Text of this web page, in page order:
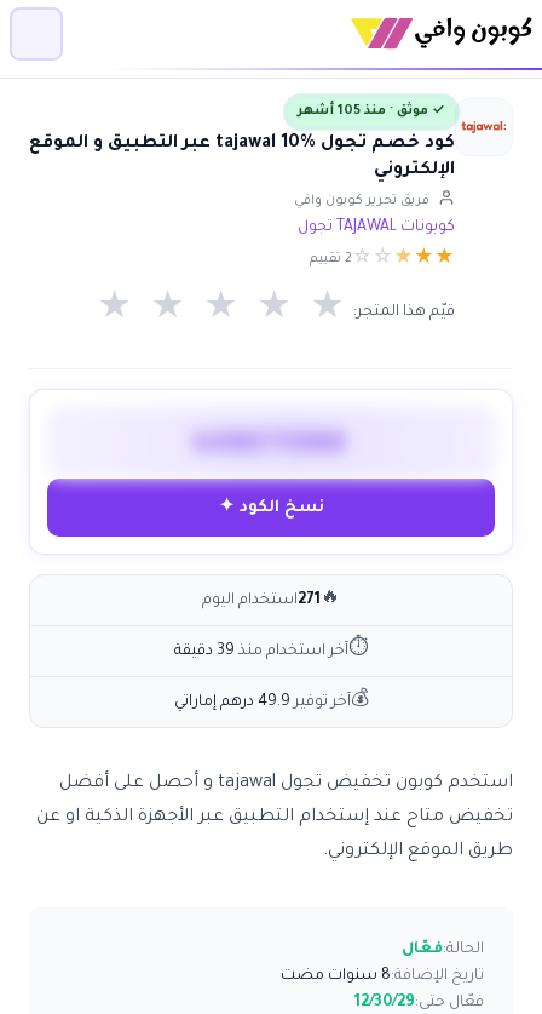
✓ موثق · منذ 105 أشهر
كود خصم تجول tajawal 10% عبر التطبيق و الموقع
الإلكتروني
فريق تحرير كوبون وافي
كوبونات TAJAWAL تجول
★
★
★
☆
☆ 2 تقييم
قيّم هذا المتجر: ★ ★ ★ ★ ★
نسخ الكود ✦
🔥
271استخدام اليوم
⏱آخر استخدام منذ 39 دقيقة
💰آخر توفير 49.9 درهم إماراتي
استخدم كوبون تخفيض تجول tajawal و أحصل على أفضل
تخفيض متاح عند إستخدام التطبيق عبر الأجهزة الذكية او عن
طريق الموقع الإلكتروني.
الحالة:فعّال
تاريخ الإضافة:8 سنوات مضت
فعّال حتى:12/30/29